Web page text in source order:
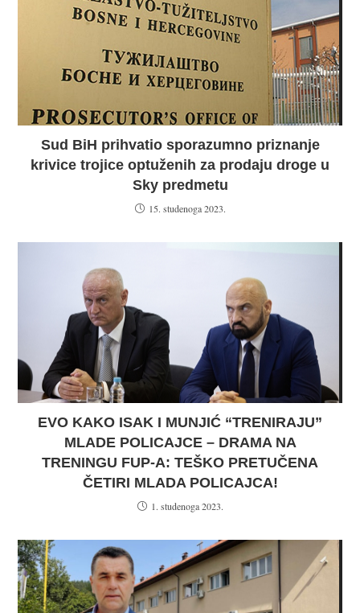
Sud BiH prihvatio sporazumno priznanje
krivice trojice optuženih za prodaju droge u
Sky predmetu
15. studenoga 2023.
EVO KAKO ISAK I MUNJIĆ “TRENIRAJU”
MLADE POLICAJCE – DRAMA NA
TRENINGU FUP-A: TEŠKO PRETUČENA
ČETIRI MLADA POLICAJCA!
1. studenoga 2023.